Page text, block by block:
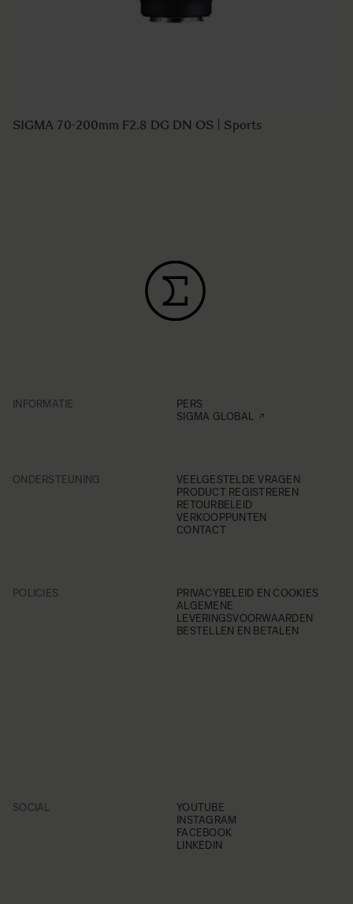
SIGMA 70-200mm F2.8 DG DN OS | Sports
INFORMATIE
PERS
SIGMA GLOBAL
ONDERSTEUNING
VEELGESTELDE VRAGEN
PRODUCT REGISTREREN
RETOURBELEID
VERKOOPPUNTEN
CONTACT
POLICIES
PRIVACYBELEID EN COOKIES
ALGEMENE
LEVERINGSVOORWAARDEN
BESTELLEN EN BETALEN
SOCIAL
YOUTUBE
INSTAGRAM
FACEBOOK
LINKEDIN